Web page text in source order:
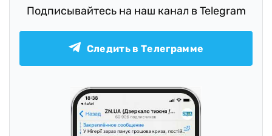
Подписывайтесь на наш канал в Telegram
Следить в Телеграмме